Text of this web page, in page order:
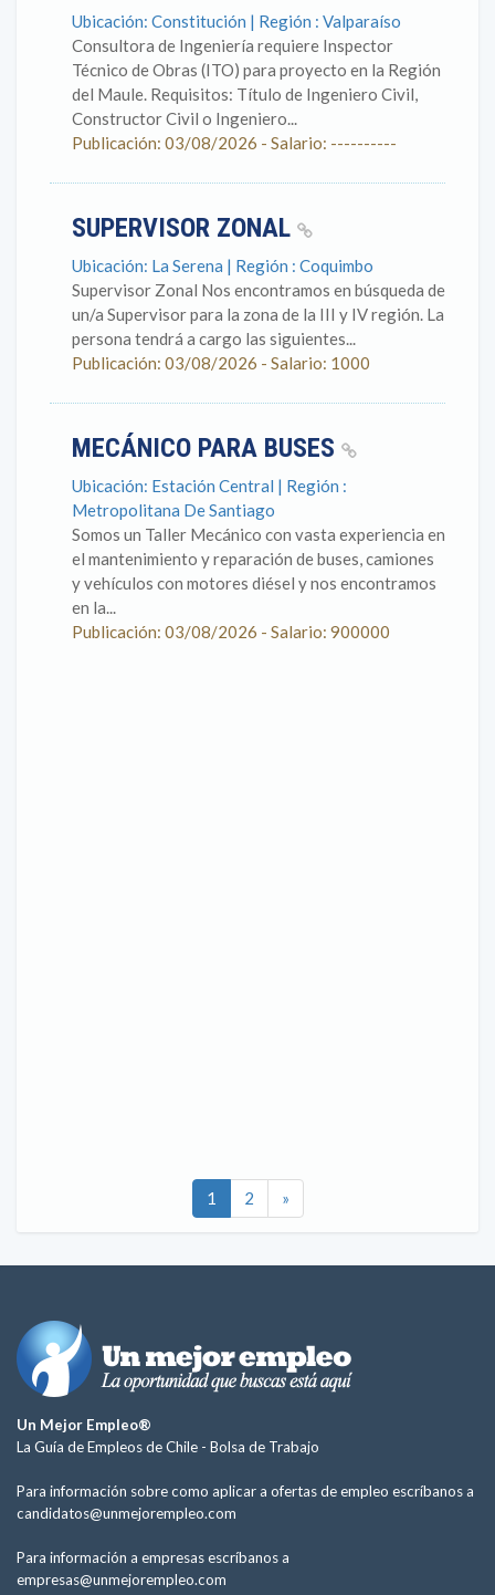
Ubicación: Constitución | Región : Valparaíso
Consultora de Ingeniería requiere Inspector
Técnico de Obras (ITO) para proyecto en la Región
del Maule. Requisitos: Título de Ingeniero Civil,
Constructor Civil o Ingeniero...
Publicación: 03/08/2026 - Salario: ----------
SUPERVISOR ZONAL
Ubicación: La Serena | Región : Coquimbo
Supervisor Zonal Nos encontramos en búsqueda de
un/a Supervisor para la zona de la III y IV región. La
persona tendrá a cargo las siguientes...
Publicación: 03/08/2026 - Salario: 1000
MECÁNICO PARA BUSES
Ubicación: Estación Central | Región :
Metropolitana De Santiago
Somos un Taller Mecánico con vasta experiencia en
el mantenimiento y reparación de buses, camiones
y vehículos con motores diésel y nos encontramos
en la...
Publicación: 03/08/2026 - Salario: 900000
1 2 »
Un Mejor Empleo®
La Guía de Empleos de Chile - Bolsa de Trabajo
Para información sobre como aplicar a ofertas de empleo escríbanos a
candidatos@unmejorempleo.com
Para información a empresas escríbanos a
empresas@unmejorempleo.com